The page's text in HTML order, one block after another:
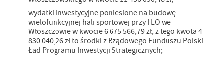
wydatki inwestycyjne poniesione na budowę
wielofunkcyjnej hali sportowej przy I LO we
Włoszczowie w kwocie 6 675 566,79 zł, z tego kwota 4
830 040,26 zł to środki z Rządowego Funduszu Polski
Ład Programu Inwestycji Strategicznych;